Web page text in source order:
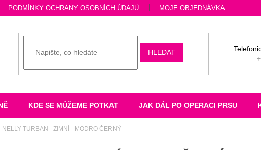
PODMÍNKY OCHRANY OSOBNÍCH ÚDAJŮ MOJE OBJEDNÁVKA
HLEDAT
KDE SE MŮŽEME POTKAT JAK DÁL PO OPERACI PRSU
NELLY TURBAN - ZIMNÍ - MODRO ČERNÝ